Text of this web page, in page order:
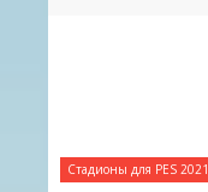
Стадионы для PES 2021